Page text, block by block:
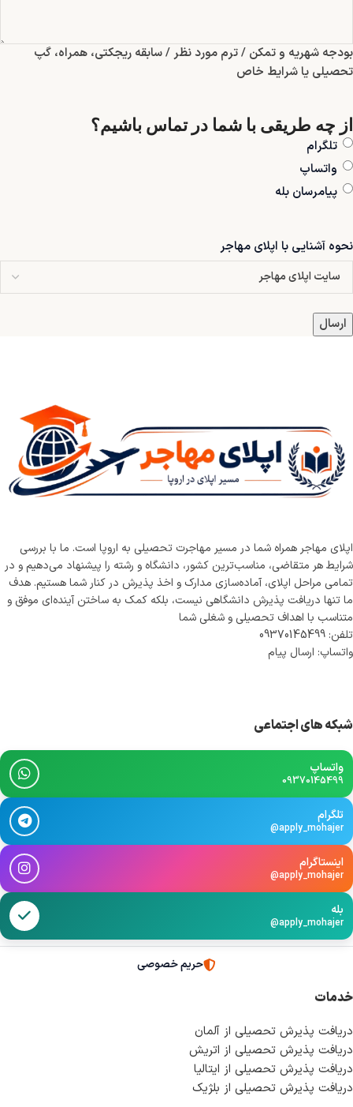
بودجه شهریه و تمکن / ترم مورد نظر / سابقه ریجکتی، همراه، گپ
تحصیلی یا شرایط خاص
از چه طریقی با شما در تماس باشیم؟
تلگرام
واتساپ
پیامرسان بله
نحوه آشنایی با اپلای مهاجر
اپلای مهاجر همراه شما در مسیر مهاجرت تحصیلی به اروپا است. ما با بررسی
شرایط هر متقاضی، مناسب‌ترین کشور، دانشگاه و رشته را پیشنهاد می‌دهیم و در
تمامی مراحل اپلای، آماده‌سازی مدارک و اخذ پذیرش در کنار شما هستیم. هدف
ما تنها دریافت پذیرش دانشگاهی نیست، بلکه کمک به ساختن آینده‌ای موفق و
متناسب با اهداف تحصیلی و شغلی شما
تلفن: 09370145499
واتساپ: ارسال پیام
شبکه های اجتماعی
واتساپ
09370145499
تلگرام
@apply_mohajer
اینستاگرام
@apply_mohajer
بله
@apply_mohajer
حریم خصوصی
خدمات
دریافت پذیرش تحصیلی از آلمان
دریافت پذیرش تحصیلی از اتریش
دریافت پذیرش تحصیلی از ایتالیا
دریافت پذیرش تحصیلی از بلژیک